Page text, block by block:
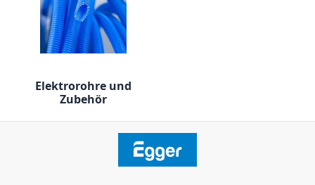
Elektrorohre und
Zubehör